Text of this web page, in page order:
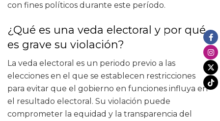
con fines políticos durante este período.
¿Qué es una veda electoral y por qué
es grave su violación?
La veda electoral es un periodo previo a las
elecciones en el que se establecen restricciones
para evitar que el gobierno en funciones influya en
el resultado electoral. Su violación puede
comprometer la equidad y la transparencia del